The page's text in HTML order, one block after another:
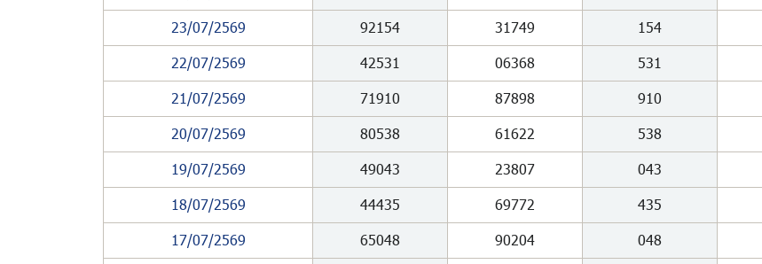
23/07/2569
92154 31749 154
22/07/2569
42531 06368 531
21/07/2569
71910 87898 910
20/07/2569
80538 61622 538
19/07/2569
49043 23807 043
18/07/2569
44435 69772 435
17/07/2569
65048 90204 048